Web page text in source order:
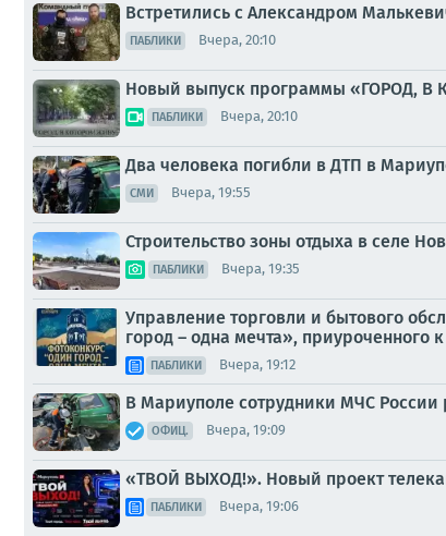
Встретились с Александром
ПАБЛИКИ Вчера, 20:10
Новый выпуск программы «ГОРОД, В
ПАБЛИКИ Вчера, 20:10
Два человека погибли в ДТП в
СМИ Вчера, 19:55
Строительство зоны отдыха в селе
ПАБЛИКИ Вчера, 19:35
Управление торговли и бытового
город – одна мечта», приуроченного
ПАБЛИКИ Вчера, 19:12
В Мариуполе сотрудники МЧС России
ОФИЦ. Вчера, 19:09
«ТВОЙ ВЫХОД!». Новый проект
ПАБЛИКИ Вчера, 19:06